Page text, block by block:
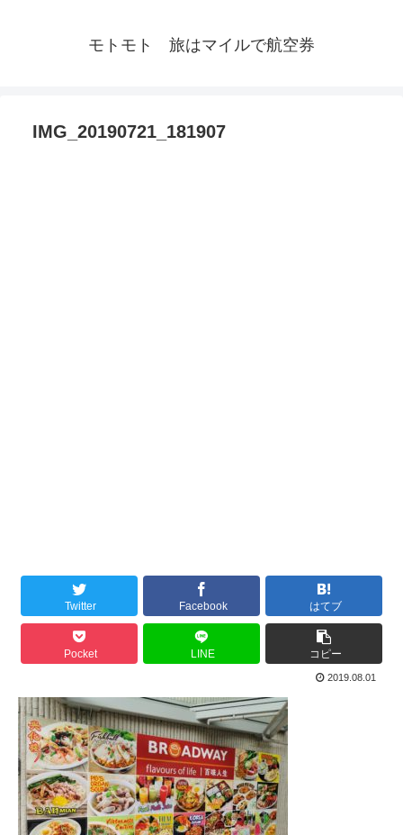
モトモト 旅はマイルで航空券
IMG_20190721_181907
Twitter Facebook はてブ
Pocket LINE コピー
2019.08.01